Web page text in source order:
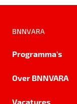
BNNVARA
Programma's
Over BNNVARA
Vacatures